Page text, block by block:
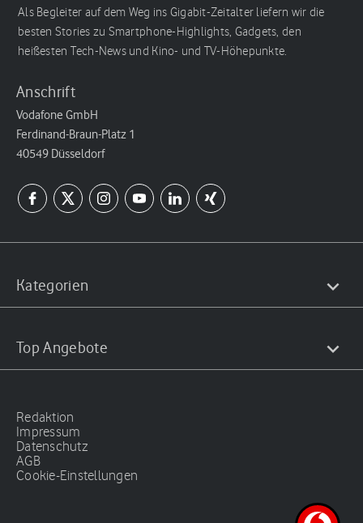
Als Begleiter auf dem Weg ins Gigabit-Zeitalter liefern wir die
besten Stories zu Smartphone-Highlights, Gadgets, den
heißesten Tech-News und Kino- und TV-Höhepunkte.
Anschrift
Vodafone GmbH
Ferdinand-Braun-Platz 1
40549 Düsseldorf
Kategorien
Top Angebote
Redaktion
Impressum
Datenschutz
AGB
Cookie-Einstellungen